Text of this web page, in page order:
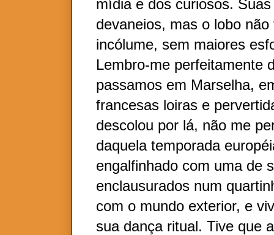
mídia e dos curiosos.
devaneios, mas o lobo
incólume, sem maiores
Lembro-me perfeitamente
passamos em Marselha,
francesas loiras e
descolou por lá, não me
daquela temporada
engalfinhado com uma de
enclausurados num
com o mundo exterior, e
sua dança ritual. Tive que